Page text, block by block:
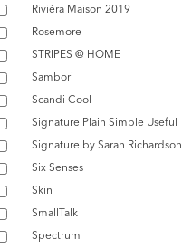
Rivièra Maison 2019
Rosemore
STRIPES @ HOME
Sambori
Scandi Cool
Signature Plain Simple Useful
Signature by Sarah Richardson
Six Senses
Skin
SmallTalk
Spectrum